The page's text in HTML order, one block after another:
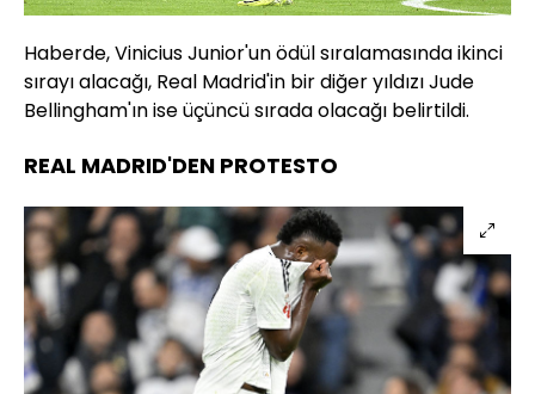
Haberde, Vinicius Junior'un ödül sıralamasında ikinci
sırayı alacağı, Real Madrid'in bir diğer yıldızı Jude
Bellingham'ın ise üçüncü sırada olacağı belirtildi.
REAL MADRID'DEN PROTESTO